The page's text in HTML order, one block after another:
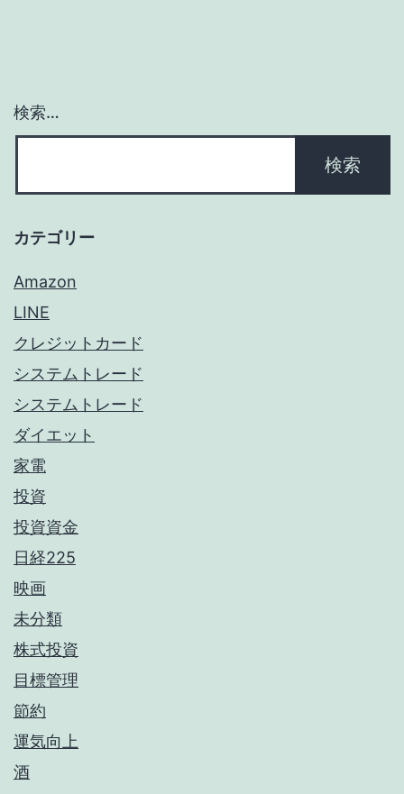
ン
検索…
カテゴリー
Amazon
LINE
クレジットカード
システムトレード
システムトレード
ダイエット
家電
投資
投資資金
日経225
映画
未分類
株式投資
目標管理
節約
運気向上
酒